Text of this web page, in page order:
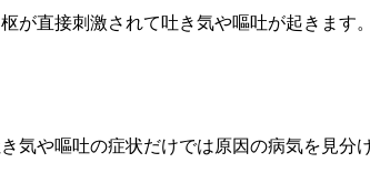
が直接刺激されて吐き気や嘔吐が起きま
気や嘔吐の症状だけでは原因の病気を見